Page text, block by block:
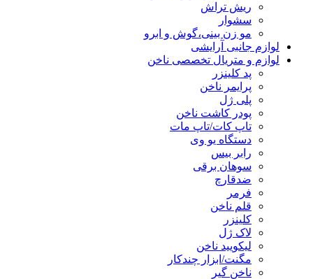
ریش تراش
سشوار
مو زن بینی،گوش و ابرو
لوازم جانبی آرایشی
لوازم و متریال تخصصی ناخن
پد کلینزر
پرایمر ناخن
پلی ژل
پودر کاشت ناخن
تاپ کات/تاپ مات
دستگاه یو وی
رابر بیس
سوهان برقی
ضدقارچ
فرمر
قلم ناخن
کلینزر
لاک ژل
لیکوييد ناخن
مگنت/ابزار چندکار
ناخن گیر